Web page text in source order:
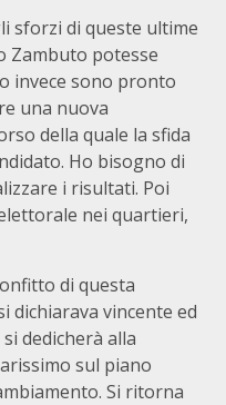
sforzi di queste ultime
Zambuto potesse
invece sono pronto
una nuova
della quale la sfida
Ho bisogno di
i risultati. Poi
nei quartieri,
di questa
dichiarava vincente ed
dedicherà alla
sul piano
Si ritorna